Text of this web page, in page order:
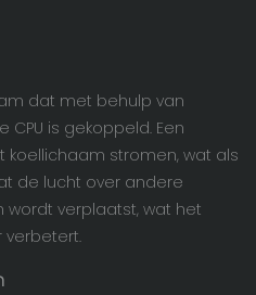
dat met behulp van
is gekoppeld. Een
koellichaam stromen, wat als
de lucht over andere
verplaatst, wat het
verbetert.